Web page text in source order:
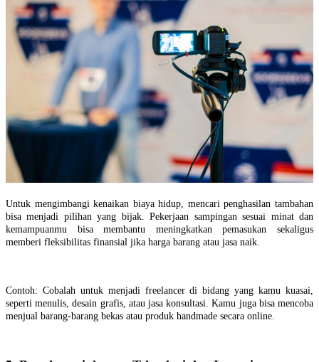
Untuk mengimbangi kenaikan biaya hidup, mencari penghasilan tambahan
bisa menjadi pilihan yang bijak. Pekerjaan sampingan sesuai minat dan
kemampuanmu bisa membantu meningkatkan pemasukan sekaligus
memberi fleksibilitas finansial jika harga barang atau jasa naik.
Contoh: Cobalah untuk menjadi freelancer di bidang yang kamu kuasai,
seperti menulis, desain grafis, atau jasa konsultasi. Kamu juga bisa mencoba
menjual barang-barang bekas atau produk handmade secara online.